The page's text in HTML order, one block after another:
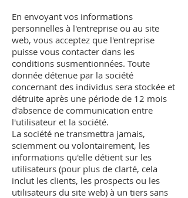
En envoyant vos informations
personnelles à l'entreprise ou au site
web, vous acceptez que l'entreprise
puisse vous contacter dans les
conditions susmentionnées. Toute
donnée détenue par la société
concernant des individus sera stockée et
détruite après une période de 12 mois
d'absence de communication entre
l'utilisateur et la société.
La société ne transmettra jamais,
sciemment ou volontairement, les
informations qu'elle détient sur les
utilisateurs (pour plus de clarté, cela
inclut les clients, les prospects ou les
utilisateurs du site web) à un tiers sans